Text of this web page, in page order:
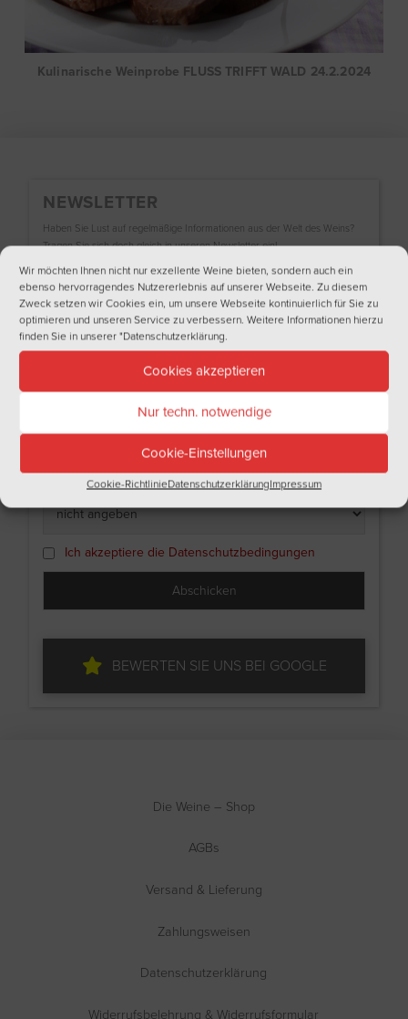
Wir möchten Ihnen nicht nur exzellente Weine bieten, sondern auch ein
ebenso hervorragendes Nutzererlebnis auf unserer Webseite. Zu diesem
Zweck setzen wir Cookies ein, um unsere Webseite kontinuierlich für Sie zu
optimieren und unseren Service zu verbessern. Weitere Informationen hierzu
finden Sie in unserer"Datenschutzerklärung.
Cookies akzeptieren
Nur techn. notwendige
Cookie-Einstellungen
Cookie-RichtlinieDatenschutzerklärungImpressum
Kulinarische Weinprobe FLUSS TRIFFT WALD 24.2.2024
NEWSLETTER
Haben Sie Lust auf regelmäßige Informationen aus der Welt des Weins?
Tragen Sie sich doch gleich in unseren Newsletter ein!
Name
Nachname
Ich akzeptiere die Datenschutzbedingungen
BEWERTEN SIE UNS BEI GOOGLE
Die Weine – Shop
AGBs
Versand & Lieferung
Zahlungsweisen
Datenschutzerklärung
Widerrufsbelehrung & Widerrufsformular